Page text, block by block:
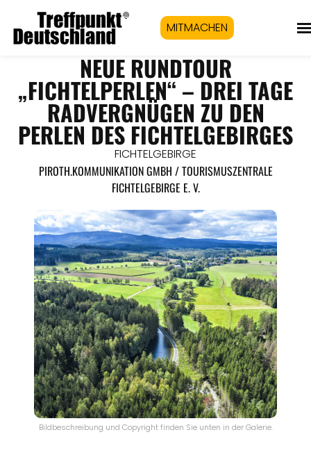
MITMACHEN
NEUE RUNDTOUR
„FICHTELPERLEN“ – DREI TAGE
RADVERGNÜGEN ZU DEN
PERLEN DES FICHTELGEBIRGES
FICHTELGEBIRGE
PIROTH.KOMMUNIKATION GMBH / TOURISMUSZENTRALE
FICHTELGEBIRGE E. V.
Bildbeschreibung und Copyright finden Sie unten in der Galerie.